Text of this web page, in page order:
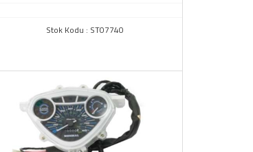
Stok Kodu : ST07740